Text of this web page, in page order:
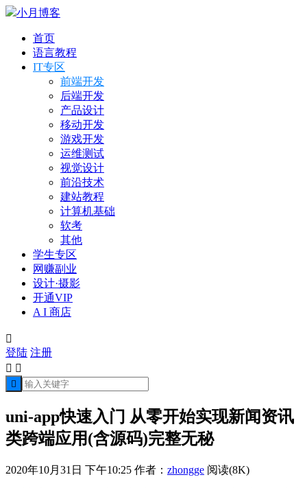
小月博客
首页
语言教程
IT专区
前端开发
后端开发
产品设计
移动开发
游戏开发
运维测试
视觉设计
前沿技术
建站教程
计算机基础
软考
其他
学生专区
网赚副业
设计·摄影
开通VIP
A I 商店

登陆 注册
 

uni-app快速入门 从零开始实现新闻资讯
类跨端应用(含源码)完整无秘
2020年10月31日 下午10:25 作者： zhongge 阅读(8K)